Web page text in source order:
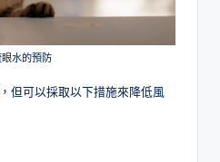
水的預防
但可以採取以下措施來降低風